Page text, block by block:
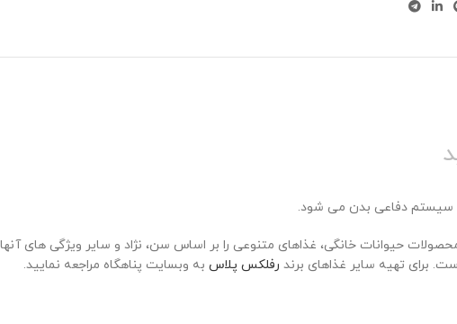
سیستم دفاعی بدن می شود.
حیوانات خانگی، غذاهای متنوعی را بر اساس سن، نژاد و سایر ویژگی های آنها
برای تهیه سایر غذاهای برند رفلکس پلاس به وبسایت پناهگاه مراجعه نمایید.